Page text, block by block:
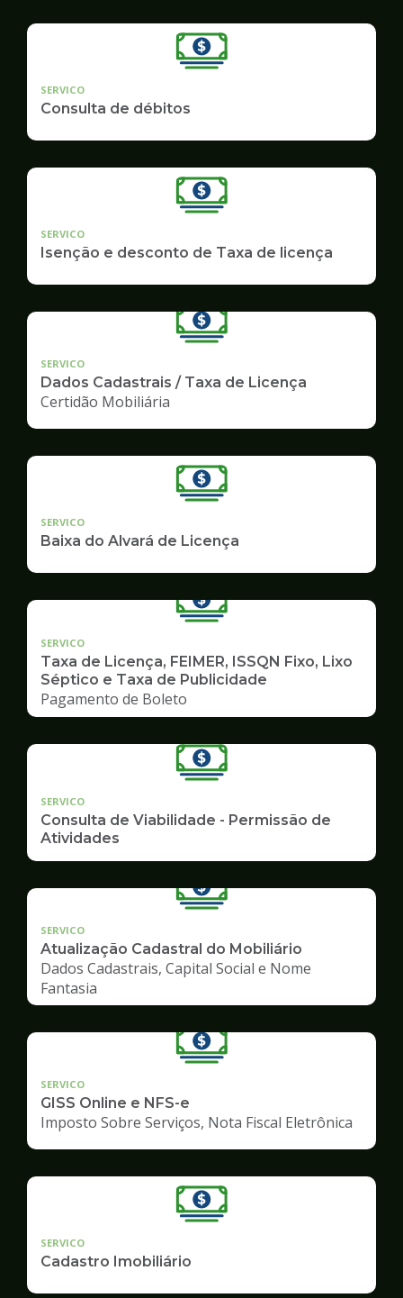
SERVICO
Consulta de débitos
SERVICO
Isenção e desconto de Taxa de licença
SERVICO
Dados Cadastrais / Taxa de Licença
Certidão Mobiliária
SERVICO
Baixa do Alvará de Licença
SERVICO
Taxa de Licença, FEIMER, ISSQN Fixo, Lixo
Séptico e Taxa de Publicidade
Pagamento de Boleto
SERVICO
Consulta de Viabilidade - Permissão de
Atividades
SERVICO
Atualização Cadastral do Mobiliário
Dados Cadastrais, Capital Social e Nome
Fantasia
SERVICO
GISS Online e NFS-e
Imposto Sobre Serviços, Nota Fiscal Eletrônica
SERVICO
Cadastro Imobiliário